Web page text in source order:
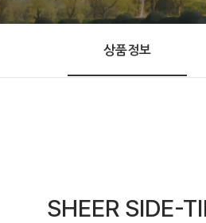
상품정보
SHEER SIDE-